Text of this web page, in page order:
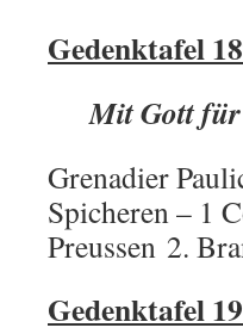
Gedenktafel
Mit Gott für
Grenadier
Spicheren – 1
Preussen 2.
Gedenktafel